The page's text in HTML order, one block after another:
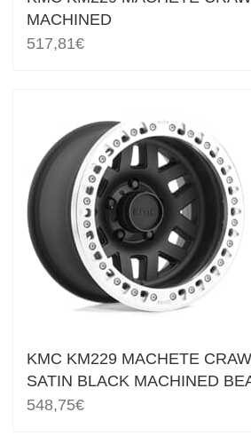
MACHINED
517,81€
KMC KM229 MACHETE
SATIN BLACK MACHINED
548,75€